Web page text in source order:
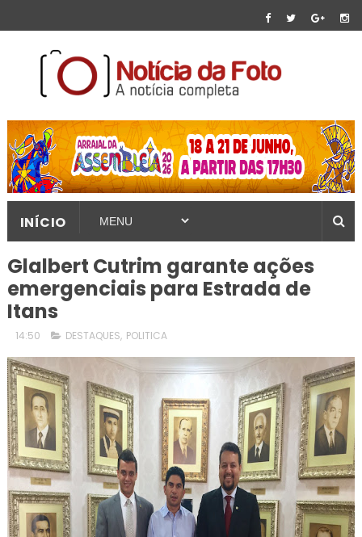
INÍCIO
Glalbert Cutrim garante ações
emergenciais para Estrada de
Itans
14:50 DESTAQUES, POLITICA